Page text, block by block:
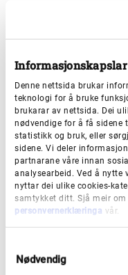
Denne nettsida brukar
teknologi for å bruke
brukarar av nettsida. Dei
nødvendige for å få sidene
statistikk og bruk, eller
sidene. Vi deler
partnarane våre innan
analysearbeid. Ved å nytte
nyttar dei ulike cookies-
samtykket ditt. Sjå meir
personvernerklæringa vår.
Nødvendig
øving og framføring
Arena
Kulturrådet har ei
namnetARENA
søknadsfrist 3. juni.
Nasjonale
kulturbygg
med